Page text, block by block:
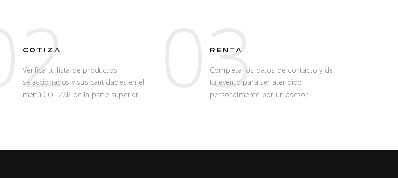
02
COTIZA
Verifica tu lista de productos
seleccionados y sus cantidades en el
menú COTIZAR de la parte superior.
03
RENTA
Completa los datos de contacto y de
tu evento para ser atendido
personalmente por un asesor.